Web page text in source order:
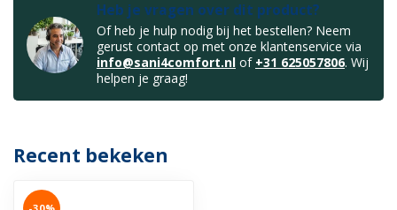
Heb je vragen over dit product?
Of heb je hulp nodig bij het bestellen? Neem
gerust contact op met onze klantenservice via
info@sani4comfort.nl of +31 625057806. Wij
helpen je graag!
Recent bekeken